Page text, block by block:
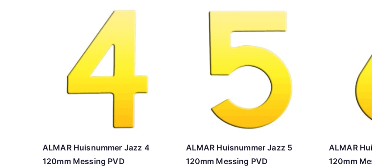
ALMAR Huisnummer Jazz 4
120mm Messing PVD
ALMAR Huisnummer Jazz 5
120mm Messing PVD
ALMAR
120mm